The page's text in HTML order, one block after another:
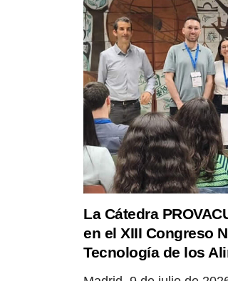
La Cátedra
en el XIII Congreso
Tecnología de los